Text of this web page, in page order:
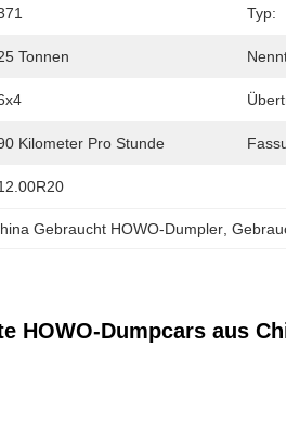
Typ:
Tonnen
Kilometer Pro Stunde
Gebraucht HOWO-Dumpler ,
HOWO-Dumpcars aus